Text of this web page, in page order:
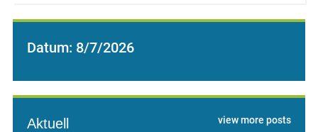
Datum: 8/7/2026
view more posts
Aktuell